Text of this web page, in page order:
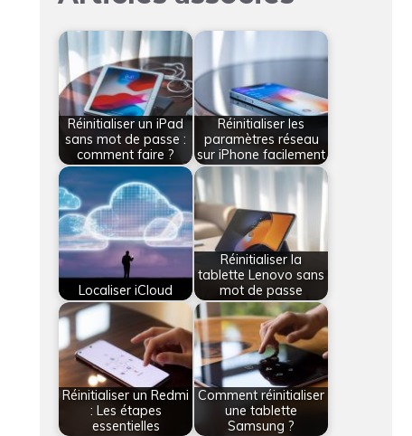
Réinitialiser un iPad
sans mot de passe :
comment faire ?
Réinitialiser les
paramètres réseau
sur iPhone facilement
Localiser iCloud
Réinitialiser la
tablette Lenovo sans
mot de passe
Réinitialiser un Redmi
: Les étapes
essentielles
Comment réinitialiser
une tablette
Samsung ?